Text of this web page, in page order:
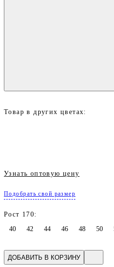
Товар в других цветах:
Узнать оптовую цену
Подобрать свой размер
Рост 170:
40
42 44 46 48 50
ДОБАВИТЬ В КОРЗИНУ